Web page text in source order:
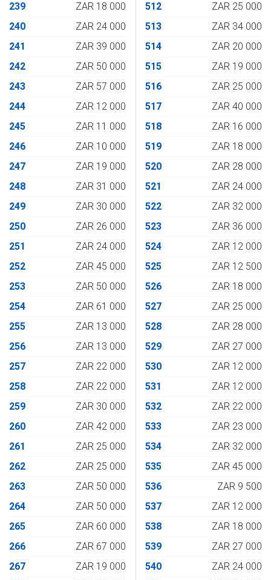
239
ZAR 18 000
240
ZAR 24 000
241
ZAR 39 000
242
ZAR 50 000
243
ZAR 57 000
244
ZAR 12 000
245
ZAR 11 000
246
ZAR 10 000
247
ZAR 19 000
248
ZAR 31 000
249
ZAR 30 000
250
ZAR 26 000
251
ZAR 24 000
252
ZAR 45 000
253
ZAR 50 000
254
ZAR 61 000
255
ZAR 13 000
256
ZAR 13 000
257
ZAR 22 000
258
ZAR 22 000
259
ZAR 30 000
260
ZAR 42 000
261
ZAR 25 000
262
ZAR 25 000
263
ZAR 50 000
264
ZAR 50 000
265
ZAR 60 000
266
ZAR 67 000
267
ZAR 19 000
512
ZAR 25 000
513
ZAR 34 000
514
ZAR 20 000
515
ZAR 19 000
516
ZAR 25 000
517
ZAR 40 000
518
ZAR 16 000
519
ZAR 18 000
520
ZAR 28 000
521
ZAR 24 000
522
ZAR 32 000
523
ZAR 36 000
524
ZAR 12 000
525
ZAR 12 500
526
ZAR 18 000
527
ZAR 25 000
528
ZAR 28 000
529
ZAR 27 000
530
ZAR 12 000
531
ZAR 12 000
532
ZAR 22 000
533
ZAR 23 000
534
ZAR 32 000
535
ZAR 45 000
536
ZAR 9 500
537
ZAR 12 000
538
ZAR 18 000
539
ZAR 27 000
540
ZAR 24 000